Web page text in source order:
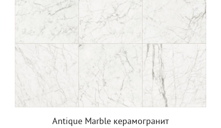
Antique Marble керамогранит